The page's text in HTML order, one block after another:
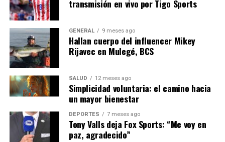
digital podrían desempeñar un papel importante en la
expansión del comercio electrónico en áreas menos
desarrolladas.
En conclusión, el comercio electrónico en América
Latina está en una trayectoria ascendente, impulsado
por la innovación tecnológica y el cambio en los hábitos
de consumo. Con el enfoque adecuado en la mejora de la
infraestructura y la seguridad, la región está bien
posicionada para capitalizar las oportunidades que
ofrece el mercado digital global.
transmisión en vivo por Tigo Sports
GENERAL 9 meses ago
Hallan cuerpo del influencer Mikey
Rijavec en Mulegé, BCS
SALUD 12 meses ago
Simplicidad voluntaria: el camino hacia
un mayor bienestar
DEPORTES 7 meses ago
Tony Valls deja Fox Sports: “Me voy en
paz, agradecido”